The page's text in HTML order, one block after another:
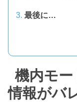
最後に…
機内モ
情報がバ